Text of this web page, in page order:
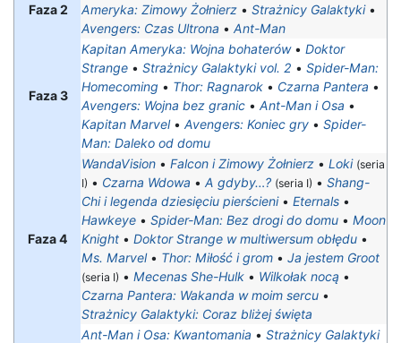
Faza 2
Ameryka: Zimowy Żołnierz • Strażnicy Galaktyki•
Avengers: Czas Ultrona • Ant-Man
Faza 3
Kapitan Ameryka: Wojna bohaterów• Doktor
Strange • Strażnicy Galaktyki vol. 2 • Spider-Man:
Homecoming • Thor: Ragnarok • Czarna Pantera •
Avengers: Wojna bez granic • Ant-Man i Osa •
Kapitan Marvel• Avengers: Koniec gry • Spider-
Man: Daleko od domu
Faza 4
WandaVision • Falcon i Zimowy Żołnierz • Loki (seria
I) • Czarna Wdowa • A gdyby…? (seria I) • Shang-
Chi i legenda dziesięciu pierścieni• Eternals •
Hawkeye • Spider-Man: Bez drogi do domu • Moon
Knight • Doktor Strange w multiwersum obłędu •
Ms. Marvel• Thor: Miłość i grom • Ja jestem Groot
(seria I) • Mecenas She-Hulk • Wilkołak nocą •
Czarna Pantera: Wakanda w moim sercu •
Strażnicy Galaktyki: Coraz bliżej święta
Ant-Man i Osa: Kwantomania • Strażnicy Galaktyki